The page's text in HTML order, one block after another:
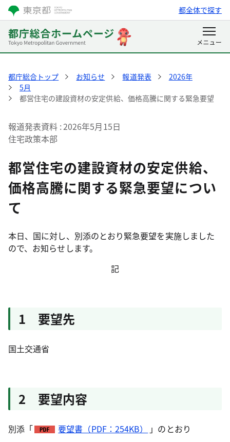
都全体で探す
都庁総合トップ お知らせ 報道発表
2026年
5月
都営住宅の建設資材の安定供給、価格高騰に関する緊急要望
報道発表資料 2026年5月15日
住宅政策本部
都営住宅の建設資材の安定供給、
価格高騰に関する緊急要望につい
て
本日、国に対し、別添のとおり緊急要望を実施しました
ので、お知らせします。
記
1 要望先
国土交通省
2 要望内容
別添「 要望書（PDF：254KB） 」のとおり